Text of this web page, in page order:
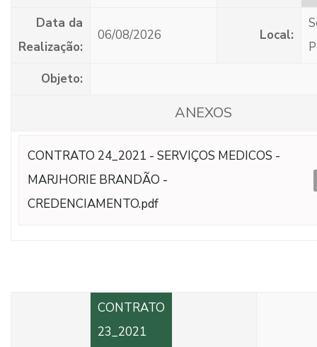
Data da
Realização:
06/08/2026 Local:
Objeto:
ANEXOS
CONTRATO 24_2021 - SERVIÇOS MEDICOS -
MARJHORIE BRANDÃO -
CREDENCIAMENTO.pdf
CONTRATO
23_2021